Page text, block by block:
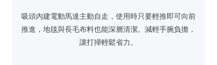
吸頭內建電動馬達主動自走，使用時只要輕推即可向前
推進，地毯與長毛布料也能深層清潔。減輕手腕負擔，
讓打掃輕鬆省力。